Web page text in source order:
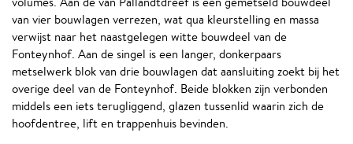
van vier bouwlagen verrezen, wat qua kleurstelling en massa
verwijst naar het naastgelegen witte bouwdeel van de
Fonteynhof. Aan de singel is een langer, donkerpaars
metselwerk blok van drie bouwlagen dat aansluiting zoekt bij het
overige deel van de Fonteynhof. Beide blokken zijn verbonden
middels een iets terugliggend, glazen tussenlid waarin zich de
hoofdentree, lift en trappenhuis bevinden.